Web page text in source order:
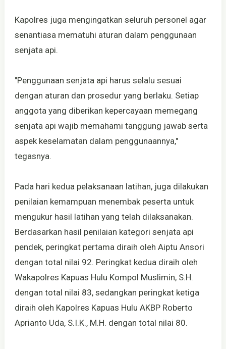
Kapolres juga mengingatkan seluruh personel agar
senantiasa mematuhi aturan dalam penggunaan
senjata api.
"Penggunaan senjata api harus selalu sesuai
dengan aturan dan prosedur yang berlaku. Setiap
anggota yang diberikan kepercayaan memegang
senjata api wajib memahami tanggung jawab serta
aspek keselamatan dalam penggunaannya,"
tegasnya.
Pada hari kedua pelaksanaan latihan, juga dilakukan
penilaian kemampuan menembak peserta untuk
mengukur hasil latihan yang telah dilaksanakan.
Berdasarkan hasil penilaian kategori senjata api
pendek, peringkat pertama diraih oleh Aiptu Ansori
dengan total nilai 92. Peringkat kedua diraih oleh
Wakapolres Kapuas Hulu Kompol Muslimin, S.H.
dengan total nilai 83, sedangkan peringkat ketiga
diraih oleh Kapolres Kapuas Hulu AKBP Roberto
Aprianto Uda, S.I.K., M.H. dengan total nilai 80.